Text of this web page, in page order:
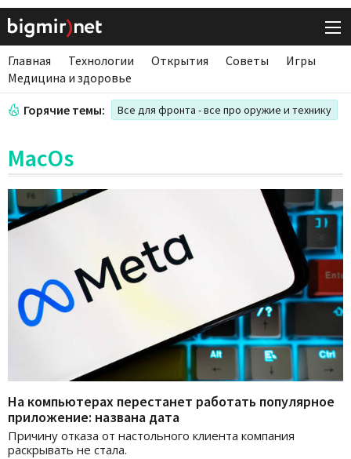
Главная Технологии Открытия Советы
Игры
Медицина и здоровье
Горячие темы: Все для фронта - все про оружие и технику
MacOs
На компьютерах перестанет работать популярное
приложение: названа дата
Причину отказа от настольного клиента компания
раскрывать не стала.